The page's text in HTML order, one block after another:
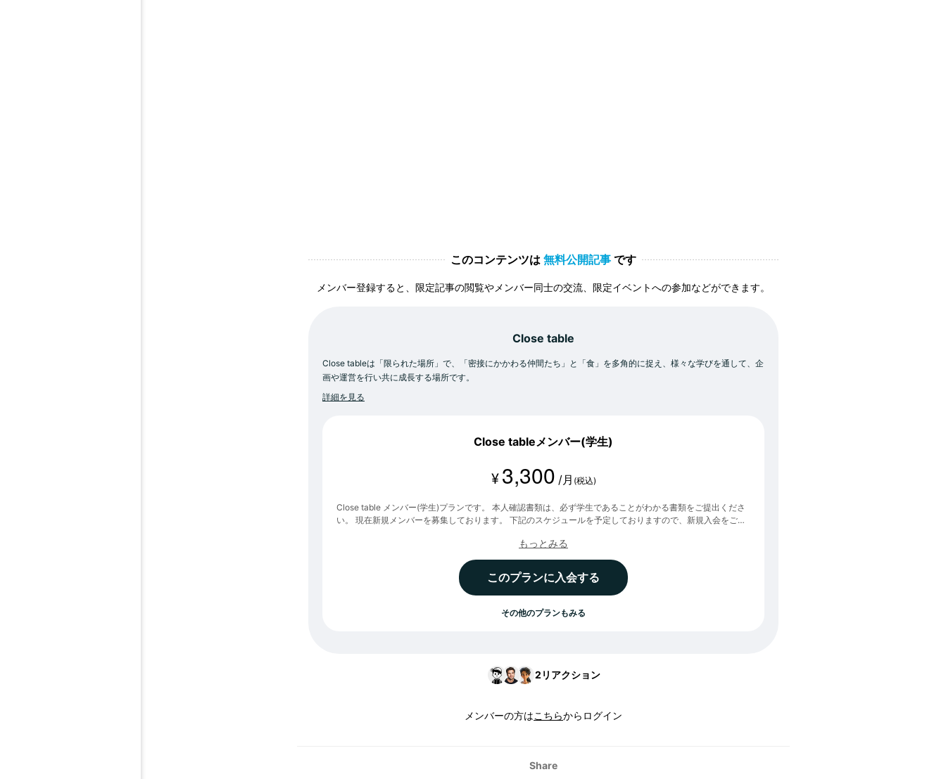
このコンテンツは 無料公開記事 です
メンバー登録すると、限定記事の閲覧やメンバー同士の交流、限定イベントへの参加などができます。
Close table
Close tableは「限られた場所」で、「密接にかかわる仲間たち」と「食」を多角的に捉え、様々な学びを通して、企
画や運営を行い共に成長する場所です。
詳細を見る
Close tableメンバー(学生)
¥ 3,300 /月 (税込)
Close table メンバー(学生)プランです。 本人確認書類は、必ず学生であることがわかる書類をご提出くださ
い。 現在新規メンバーを募集しております。 下記のスケジュールを予定しておりますので、新規入会をご希
(金)21:00-22:30 ②8月2日(日)10:00-11:30 ③8月8日(土)10:00-11:30 ④8月13日(木)21:00-22:30 ※いず
れかにご参加いただけますと幸いです。
もっとみる
このプランに入会する
その他のプランもみる
2 リアクション
メンバーの方はこちらからログイン
Share